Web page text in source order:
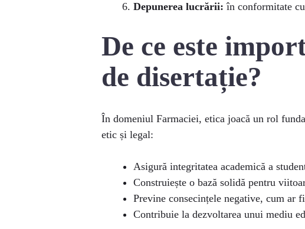
Depunerea lucrării: în conformitate
De ce este
de disertație?
În domeniul Farmaciei, etica joacă un rol
etic și legal:
Asigură integritatea academică a
Construiește o bază solidă pentru
Previne consecințele negative, cum ar
Contribuie la dezvoltarea unui mediu